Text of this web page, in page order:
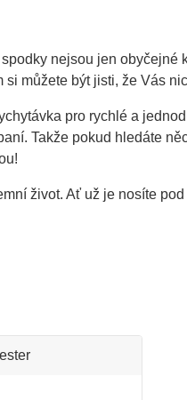
nejsou jen obyčejné
můžete být jisti, že Vás
pro rychlé a
Takže pokud hledáte
život. Ať už je nosíte